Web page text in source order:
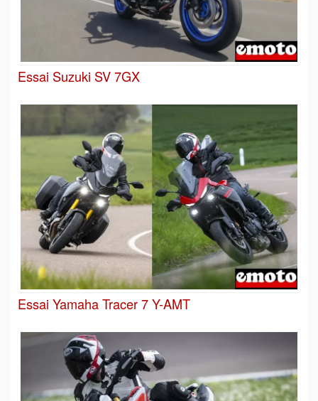
Essai Suzuki SV 7GX
Essai Yamaha Tracer 7 Y-AMT